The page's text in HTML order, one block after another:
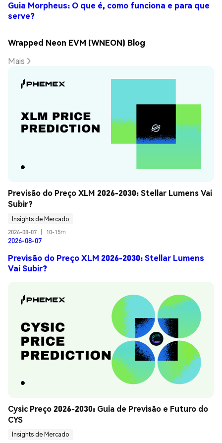
Guia Morpheus: O que é, como funciona e para que
serve?
Wrapped Neon EVM (WNEON) Blog
Mais
Previsão do Preço XLM 2026-2030: Stellar Lumens Vai
Subir?
Insights de Mercado
2026-08-07
10-15m
2026-08-07
Previsão do Preço XLM 2026-2030: Stellar Lumens
Vai Subir?
Cysic Preço 2026-2030: Guia de Previsão e Futuro do
CYS
Insights de Mercado